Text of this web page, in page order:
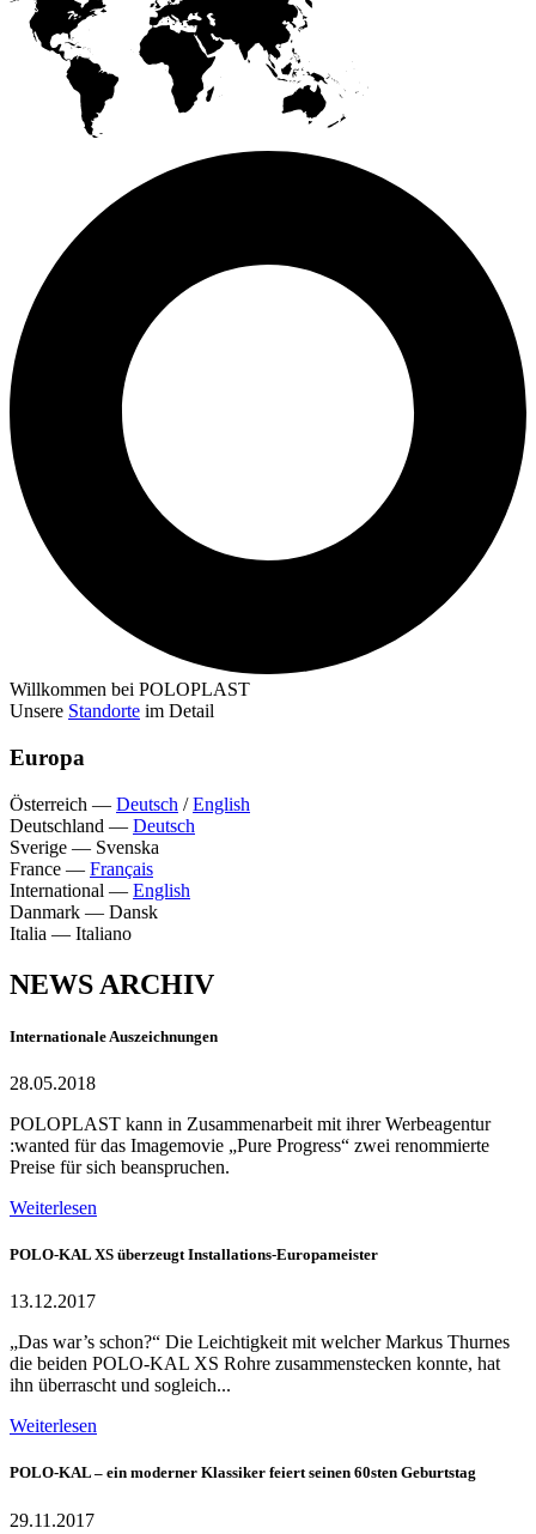
Willkommen bei POLOPLAST
Unsere Standorte im Detail
Europa
Österreich — Deutsch /English
Deutschland — Deutsch
Sverige — Svenska
France — Français
International — English
Danmark — Dansk
Italia — Italiano
NEWS ARCHIV
Internationale Auszeichnungen
28.05.2018
POLOPLAST kann in Zusammenarbeit mit ihrer Werbeagentur
:wanted für das Imagemovie „Pure Progress“ zwei renommierte
Preise für sich beanspruchen.
Weiterlesen
POLO-KAL XS überzeugt Installations-Europameister
13.12.2017
„Das war’s schon?“ Die Leichtigkeit mit welcher Markus Thurnes
die beiden POLO-KAL XS Rohre zusammenstecken konnte, hat
ihn überrascht und sogleich...
Weiterlesen
POLO-KAL – ein moderner Klassiker feiert seinen 60sten Geburtstag
29.11.2017